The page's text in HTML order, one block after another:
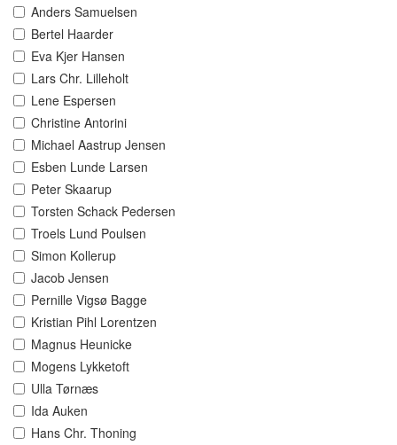
Anders Samuelsen
Bertel Haarder
Eva Kjer Hansen
Lars Chr. Lilleholt
Lene Espersen
Christine Antorini
Michael Aastrup Jensen
Esben Lunde Larsen
Peter Skaarup
Torsten Schack Pedersen
Troels Lund Poulsen
Simon Kollerup
Jacob Jensen
Pernille Vigsø Bagge
Kristian Pihl Lorentzen
Magnus Heunicke
Mogens Lykketoft
Ulla Tørnæs
Ida Auken
Hans Chr. Thoning